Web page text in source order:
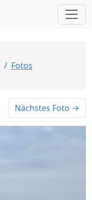
Fotos
Nächstes Foto →